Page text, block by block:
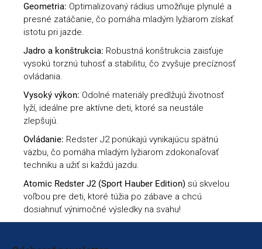
Geometria: Optimalizovaný rádius umožňuje plynulé a
presné zatáčanie, čo pomáha mladým lyžiarom získať
istotu pri jazde.
Jadro a konštrukcia: Robustná konštrukcia zaisťuje
vysokú torznú tuhosť a stabilitu, čo zvyšuje precíznosť
ovládania.
Vysoký výkon: Odolné materiály predlžujú životnosť
lyží, ideálne pre aktívne deti, ktoré sa neustále
zlepšujú.
Ovládanie: Redster J2 ponúkajú vynikajúcu spätnú
väzbu, čo pomáha mladým lyžiarom zdokonaľovať
techniku a užiť si každú jazdu.
Atomic Redster J2 (Sport Hauber Edition) sú skvelou
voľbou pre deti, ktoré túžia po zábave a chcú
dosiahnuť výnimočné výsledky na svahu!